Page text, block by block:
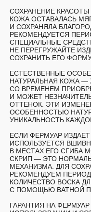
СОХРАНЕНИЕ
КОЖА ОСТАВАЛАСЬ
И СОХРАНЯЛА
РЕКОМЕНДУЕТСЯ
СПЕЦИАЛЬНЫЕ
НЕ ПЕРЕГРУЖАЙТЕ
СОХРАНИТЬ ЕГО
ЕСТЕСТВЕННЫЕ
НАТУРАЛЬНАЯ КОЖА
СО ВРЕМЕНЕМ
И МОЖЕТ
ОТТЕНОК. ЭТИ
ОСОБЕННОСТЬЮ
УНИКАЛЬНОСТЬ
ЕСЛИ ФЕРМУАР
ИСПОЛЬЗУЕТСЯ
В МЕСТАХ ЕГО СГИБА
СКРИП — ЭТО
МЕХАНИЗМА. ДЛЯ
РЕКОМЕНДУЕМ
КОЛИЧЕСТВО ВОСКА
С ПОМОЩЬЮ ВАТНОЙ
ГАРАНТИЯ НА ФЕРМУАР